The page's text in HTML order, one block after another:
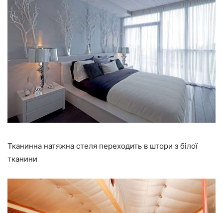
Тканинна натяжна стеля переходить в штори з білої
тканини